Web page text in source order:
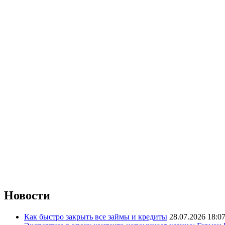
Новости
Как быстро закрыть все займы и кредиты 28.07.2026 18:07